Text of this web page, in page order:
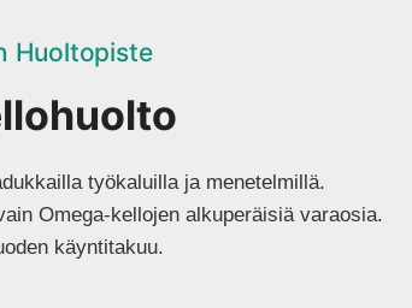
Huoltopiste
työkaluilla ja menetelmillä.
Omega-kellojen alkuperäisiä varaosia.
käyntitakuu.